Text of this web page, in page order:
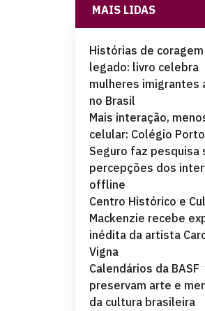
MAIS LIDAS
Histórias de
legado: livro celebra
mulheres imigrantes
no Brasil
Mais interação,
celular: Colégio Porto
Seguro faz pesquisa
percepções dos
offline
Centro Histórico e
Mackenzie recebe
inédita da artista
Vigna
Calendários da BASF
preservam arte e
da cultura brasileira